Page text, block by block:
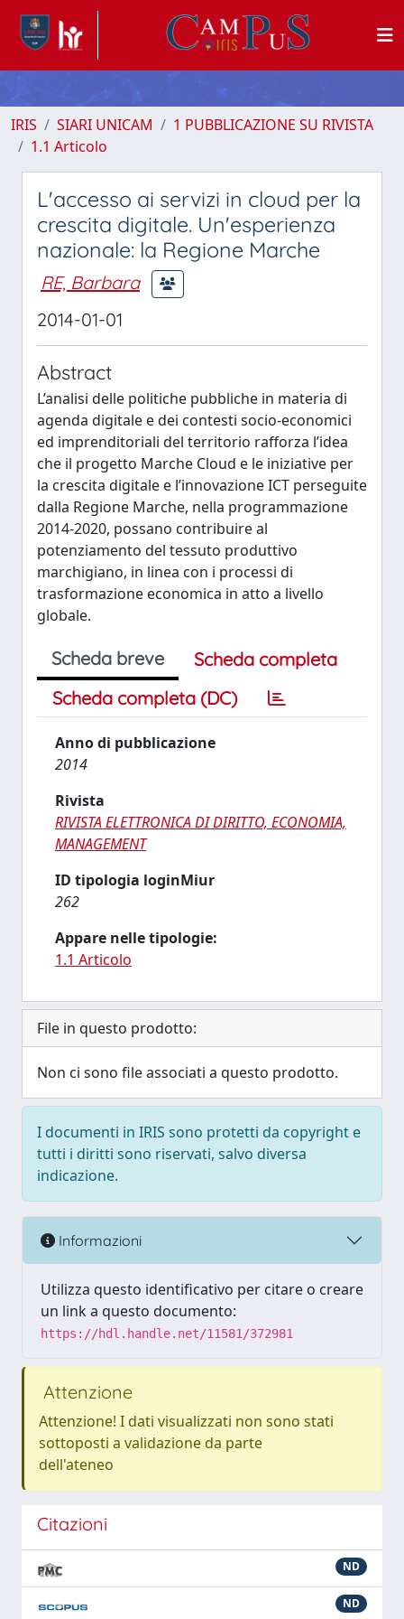
IRIS SIARI UNICAM
1 PUBBLICAZIONE SU RIVISTA
1.1 Articolo
L'accesso ai servizi in cloud per la
crescita digitale. Un'esperienza
nazionale: la Regione Marche
RE, Barbara
2014-01-01
Abstract
L’analisi delle politiche pubbliche in materia di
agenda digitale e dei contesti socio-economici
ed imprenditoriali del territorio rafforza l’idea
che il progetto Marche Cloud e le iniziative per
la crescita digitale e l’innovazione ICT perseguite
dalla Regione Marche, nella programmazione
2014-2020, possano contribuire al
potenziamento del tessuto produttivo
marchigiano, in linea con i processi di
trasformazione economica in atto a livello
globale.
Scheda breve
Scheda completa
Scheda completa (DC)
Anno di pubblicazione
2014
Rivista
RIVISTA ELETTRONICA DI DIRITTO, ECONOMIA,
MANAGEMENT
ID tipologia loginMiur
262
Appare nelle tipologie:
1.1 Articolo
File in questo prodotto:
Non ci sono file associati a questo prodotto.
I documenti in IRIS sono protetti da copyright e
tutti i diritti sono riservati, salvo diversa
indicazione.
Informazioni
Utilizza questo identificativo per citare o creare
un link a questo documento:
https://hdl.handle.net/11581/372981
Attenzione
Attenzione! I dati visualizzati non sono stati
sottoposti a validazione da parte
dell'ateneo
Citazioni
ND
ND